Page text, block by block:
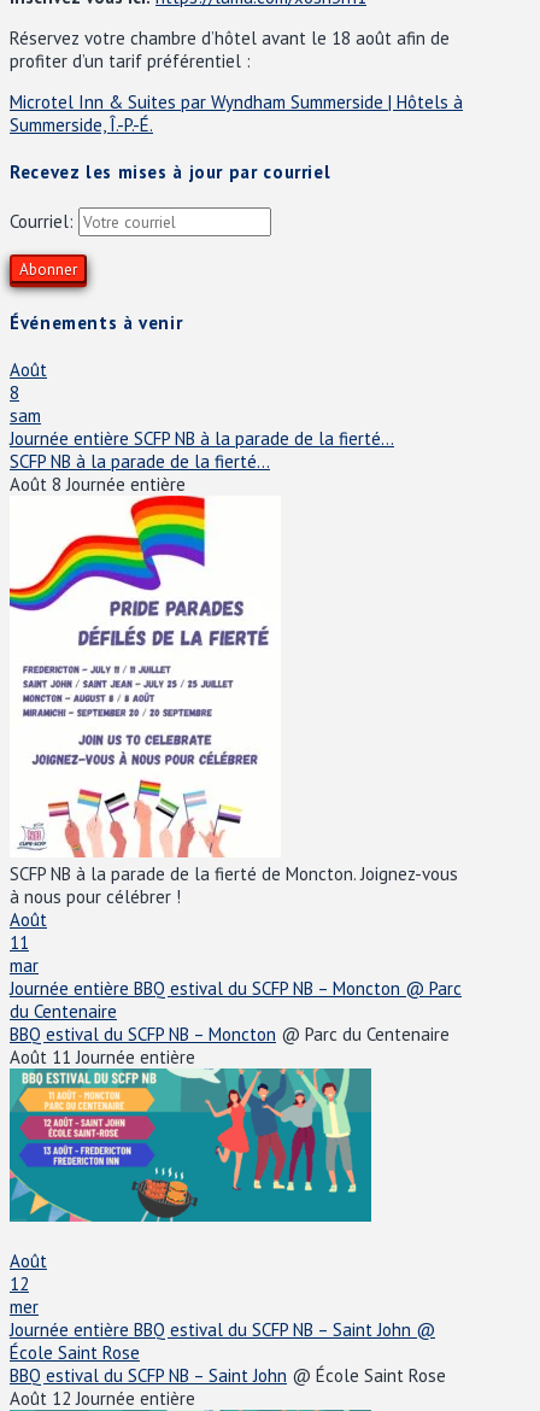
Réservez votre chambre d’hôtel avant le 18 août afin de
profiter d’un tarif préférentiel :
Microtel Inn & Suites par Wyndham Summerside | Hôtels à
Summerside, Î.-P.-É.
Recevez les mises à jour par courriel
Courriel:
Événements à venir
Août
8
sam
Journée entière SCFP NB à la parade de la fierté...
SCFP NB à la parade de la fierté...
Août 8Journée entière
SCFP NB à la parade de la fierté de Moncton. Joignez-vous
à nous pour célébrer !
Août
11
mar
Journée entière BBQ estival du SCFP NB – Moncton @ Parc
du Centenaire
BBQ estival du SCFP NB – Moncton @ Parc du Centenaire
Août 11Journée entière
Août
12
mer
Journée entière BBQ estival du SCFP NB – Saint John @
École Saint Rose
BBQ estival du SCFP NB – Saint John @ École Saint Rose
Août 12Journée entière